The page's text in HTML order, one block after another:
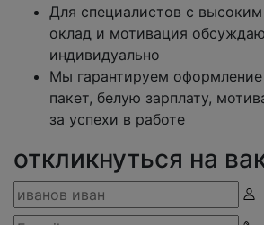
Для специалистов с
оклад и мотивация
индивидуально
Мы гарантируем
пакет, белую зарплату,
за успехи в работе
откликнуться на